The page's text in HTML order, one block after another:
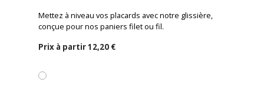
Mettez à niveau vos placards avec notre glissière,
conçue pour nos paniers filet ou fil.
Prix ​​à partir12,20 €